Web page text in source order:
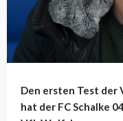
Den ersten Test der
hat der FC Schalke